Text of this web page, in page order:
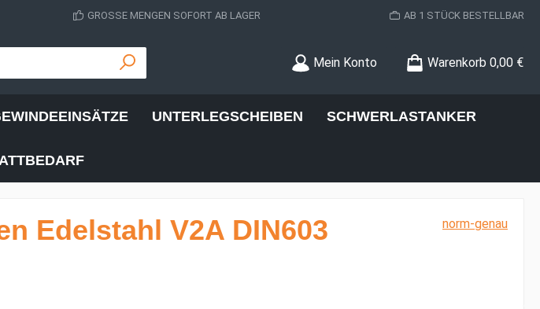
GROSSE MENGEN SOFORT AB LAGER AB 1 STÜCK BESTELLBAR
Mein Konto Warenkorb 0,00 €
UNTERLEGSCHEIBEN SCHWERLASTANKER
Edelstahl V2A DIN603
norm-genau